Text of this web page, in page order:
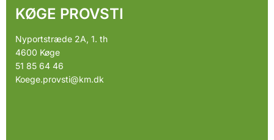
KØGE PROVSTI
Nyportstræde 2A, 1. th
4600 Køge
51 85 64 46
Koege.provsti@km.dk